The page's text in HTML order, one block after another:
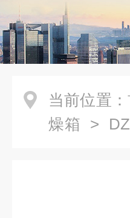
当前位置：
燥箱 >